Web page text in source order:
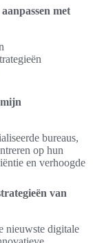
met
bureaus,
op hun
en verhoogde
van
nieuwste digitale